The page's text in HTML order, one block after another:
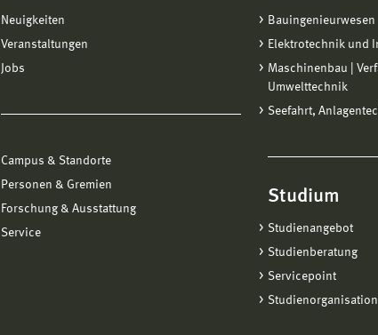
Neuigkeiten
Veranstaltungen
Jobs
Campus & Standorte
Personen & Gremien
Forschung & Ausstattung
Service
Bauingenieurwesen
Elektrotechnik und
Maschinenbau |
Umwelttechnik
Seefahrt,
Studium
Studienangebot
Studienberatung
Servicepoint
Studienorganisation